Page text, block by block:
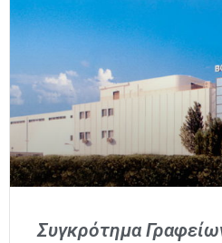
Συγκρότημα